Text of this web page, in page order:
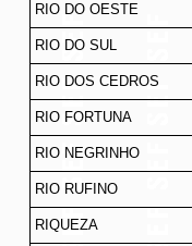
RIO DO OESTE
RIO DO SUL
RIO DOS CEDROS
RIO FORTUNA
RIO NEGRINHO
RIO RUFINO
RIQUEZA